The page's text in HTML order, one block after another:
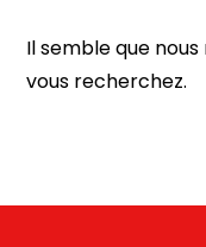
Il semble que
vous recherchez.